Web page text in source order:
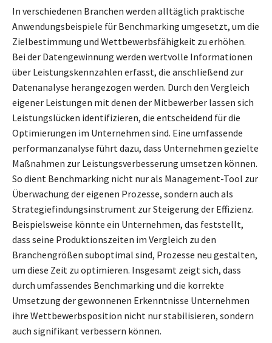
In verschiedenen Branchen werden alltäglich praktische
Anwendungsbeispiele für Benchmarking umgesetzt, um die
Zielbestimmung und Wettbewerbsfähigkeit zu erhöhen.
Bei der Datengewinnung werden wertvolle Informationen
über Leistungskennzahlen erfasst, die anschließend zur
Datenanalyse herangezogen werden. Durch den Vergleich
eigener Leistungen mit denen der Mitbewerber lassen sich
Leistungslücken identifizieren, die entscheidend für die
Optimierungen im Unternehmen sind. Eine umfassende
performanzanalyse führt dazu, dass Unternehmen gezielte
Maßnahmen zur Leistungsverbesserung umsetzen können.
So dient Benchmarking nicht nur als Management-Tool zur
Überwachung der eigenen Prozesse, sondern auch als
Strategiefindungsinstrument zur Steigerung der Effizienz.
Beispielsweise könnte ein Unternehmen, das feststellt,
dass seine Produktionszeiten im Vergleich zu den
Branchengrößen suboptimal sind, Prozesse neu gestalten,
um diese Zeit zu optimieren. Insgesamt zeigt sich, dass
durch umfassendes Benchmarking und die korrekte
Umsetzung der gewonnenen Erkenntnisse Unternehmen
ihre Wettbewerbsposition nicht nur stabilisieren, sondern
auch signifikant verbessern können.